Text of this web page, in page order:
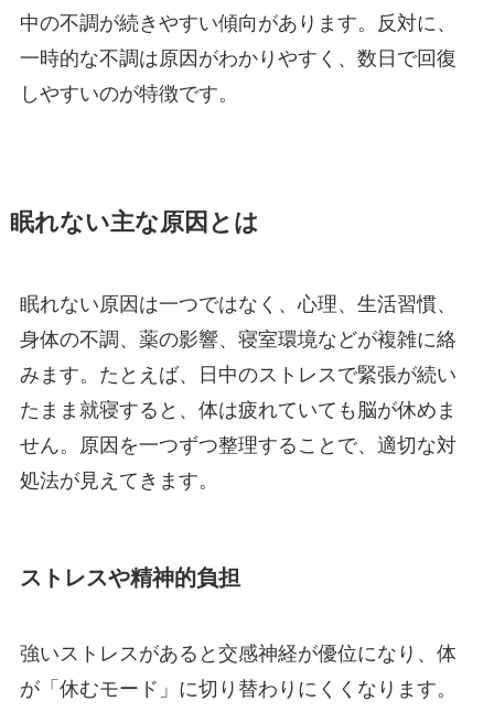
中の不調が続きやすい傾向があります。反対に、
一時的な不調は原因がわかりやすく、数日で回復
しやすいのが特徴です。
眠れない主な原因とは
眠れない原因は一つではなく、心理、生活習慣、
身体の不調、薬の影響、寝室環境などが複雑に絡
みます。たとえば、日中のストレスで緊張が続い
たまま就寝すると、体は疲れていても脳が休めま
せん。原因を一つずつ整理することで、適切な対
処法が見えてきます。
ストレスや精神的負担
強いストレスがあると交感神経が優位になり、体
が「休むモード」に切り替わりにくくなります。